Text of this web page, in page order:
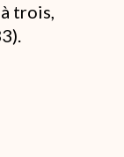
trois,